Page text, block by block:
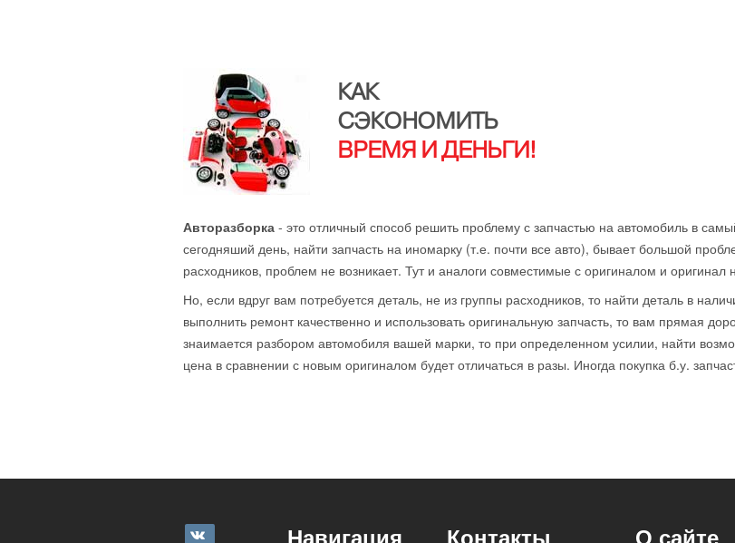
КАК
СЭКОНОМИТЬ
ВРЕМЯ И ДЕНЬГИ!
Авторазборка - это отличный способ решить проблему с запчастью на автомобиль в
сегодняший день, найти запчасть на иномарку (т.е. почти все авто), бывает большой
расходников, проблем не возникает. Тут и аналоги совместимые с оригиналом и оригинал
Но, если вдруг вам потребуется деталь, не из группы расходников, то найти деталь в
выполнить ремонт качественно и использовать оригинальную запчасть, то вам прямая
знаимается разбором автомобиля вашей марки, то при определенном усилии, найти
цена в сравнении с новым оригиналом будет отличаться в разы. Иногда покупка б.у.
Навигация Контакты О сайте